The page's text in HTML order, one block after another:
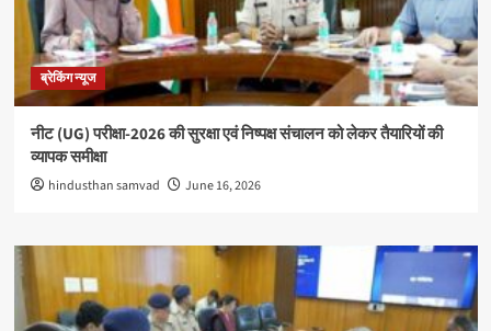
ब्रेकिंग न्यूज
नीट (UG) परीक्षा-2026 की सुरक्षा एवं निष्पक्ष संचालन को लेकर तैयारियों की
व्यापक समीक्षा
hindusthan samvad June 16, 2026